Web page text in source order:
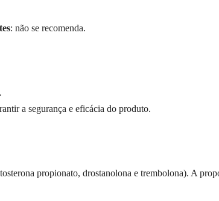
: não se recomenda.
a segurança e eficácia do produto.
propionato, drostanolona e trembolona). A